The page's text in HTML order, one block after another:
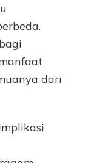
dari